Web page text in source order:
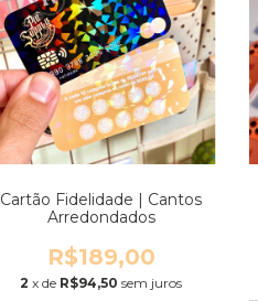
Cartão Fidelidade | Cantos
Arredondados
R$189,00
2 x de R$94,50 sem juros